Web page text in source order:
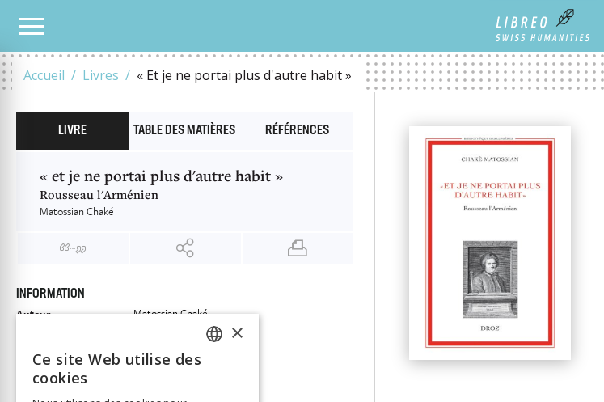
Accueil Livres « Et je ne portai plus d'autre habit »
NOTRE CATALOGUE
LIVRE TABLE DES MATIÈRES RÉFÉRENCES
« et je ne portai plus d'autre habit »
Rousseau l'Arménien
Matossian Chaké
INFORMATION
Auteur
Matossian Chaké
ISBN
9782600017992
Langue
×
Ce site Web utilise des
cookies